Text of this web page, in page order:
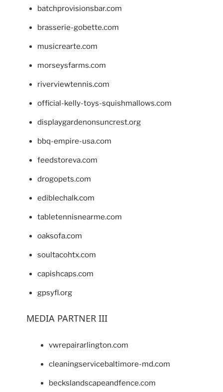
batchprovisionsbar.com
brasserie-gobette.com
musicrearte.com
morseysfarms.com
riverviewtennis.com
official-kelly-toys-squishmallows.com
displaygardenonsuncrest.org
bbq-empire-usa.com
feedstoreva.com
drogopets.com
ediblechalk.com
tabletennisnearme.com
oaksofa.com
soultacohtx.com
capishcaps.com
gpsyfl.org
MEDIA PARTNER III
vwrepairarlington.com
cleaningservicebaltimore-md.com
beckslandscapeandfence.com